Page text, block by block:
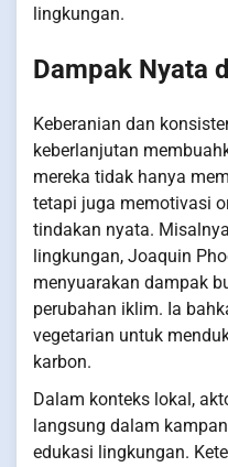
lingkungan.
Dampak Nyata
Keberanian dan
keberlanjutan
mereka tidak hanya
tetapi juga memotivasi
tindakan nyata.
lingkungan, Joaquin
menyuarakan dampak
perubahan iklim. Ia
vegetarian untuk
karbon.
Dalam konteks lokal,
langsung dalam
edukasi lingkungan.